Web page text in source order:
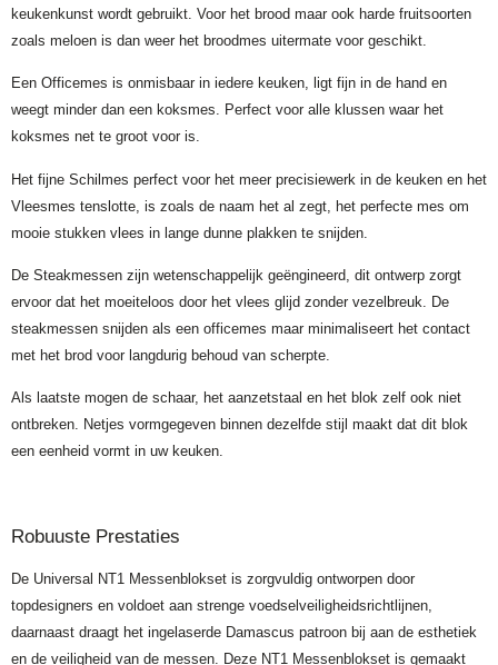
keukenkunst wordt gebruikt. Voor het brood maar ook harde fruitsoorten
zoals meloen is dan weer het broodmes uitermate voor geschikt.
Een Officemes is onmisbaar in iedere keuken, ligt fijn in de hand en
weegt minder dan een koksmes. Perfect voor alle klussen waar het
koksmes net te groot voor is.
Het fijne Schilmes perfect voor het meer precisiewerk in de keuken en het
Vleesmes tenslotte, is zoals de naam het al zegt, het perfecte mes om
mooie stukken vlees in lange dunne plakken te snijden.
De Steakmessen zijn wetenschappelijk geëngineerd, dit ontwerp zorgt
ervoor dat het moeiteloos door het vlees glijd zonder vezelbreuk. De
steakmessen snijden als een officemes maar minimaliseert het contact
met het brod voor langdurig behoud van scherpte.
Als laatste mogen de schaar, het aanzetstaal en het blok zelf ook niet
ontbreken. Netjes vormgegeven binnen dezelfde stijl maakt dat dit blok
een eenheid vormt in uw keuken.
Robuuste Prestaties
De Universal NT1 Messenblokset is zorgvuldig ontworpen door
topdesigners en voldoet aan strenge voedselveiligheidsrichtlijnen,
daarnaast draagt het ingelaserde Damascus patroon bij aan de esthetiek
en de veiligheid van de messen. Deze NT1 Messenblokset is gemaakt